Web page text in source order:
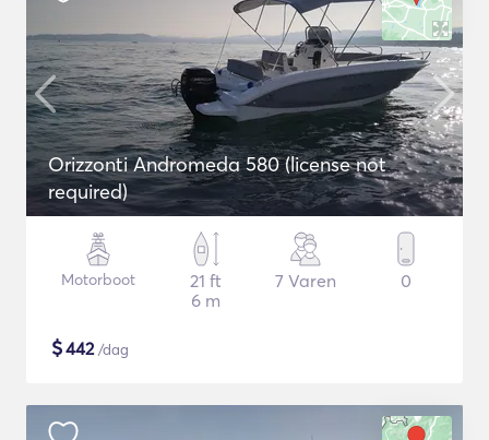
Orizzonti Andromeda 580 (license not
required)
Motorboot
21 ft
6 m
7 Varen 0
$442/dag